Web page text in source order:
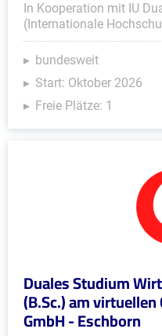
In Kooperation mit IU
(Internationale
bundesweit
Start: Oktober 2026
Freie Plätze: 1
Duales Studium
(B.Sc.) am
GmbH - Eschborn